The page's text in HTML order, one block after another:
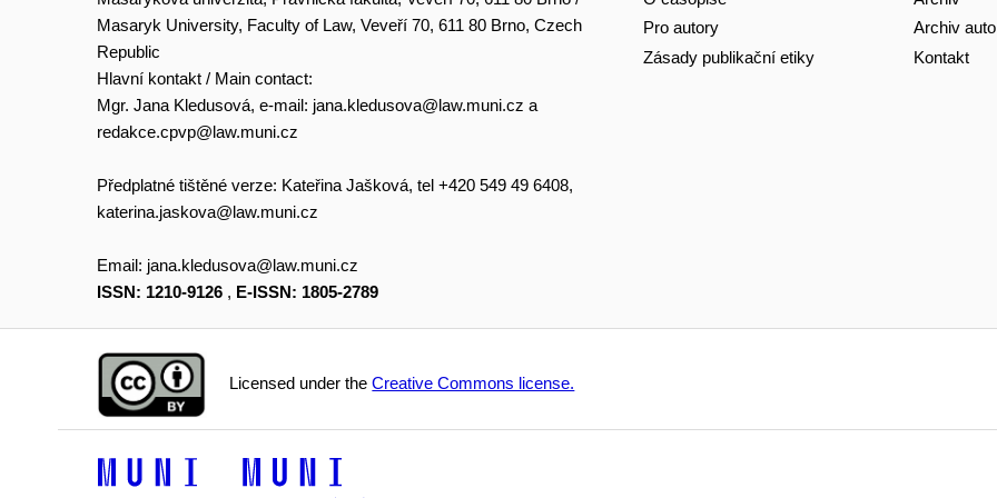
Masaryk University, Faculty of Law, Veveří 70, 611 80 Brno, Czech
Republic
Hlavní kontakt / Main contact:
Mgr. Jana Kledusová, e-mail: jana.kledusova@law.muni.cz a
redakce.cpvp@law.muni.cz
Předplatné tištěné verze: Kateřina Jašková, tel +420 549 49 6408,
katerina.jaskova@law.muni.cz
Email: jana.kledusova@law.muni.cz
ISSN: 1210-9126 , E-ISSN: 1805-2789
Pro autory
Zásady publikační etiky
Archiv
Kontakt
Licensed under theCreative Commons license.